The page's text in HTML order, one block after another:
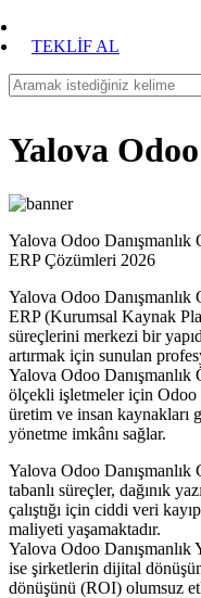
TEKLİF AL
Yalova
Yalova Odoo Danışmanlık
ERP Çözümleri 2026
Yalova Odoo Danışmanlık
ERP (Kurumsal Kaynak
süreçlerini merkezi bir
artırmak için sunulan
Yalova Odoo
ölçekli işletmeler için Odoo
üretim ve insan kaynakları
yönetme imkânı sağlar.
Yalova Odoo
tabanlı süreçler, dağınık
çalıştığı için ciddi veri
maliyeti yaşamaktadır.
Yalova Odoo Danışmanlık
ise şirketlerin dijital
dönüşünü (ROI) olumsuz